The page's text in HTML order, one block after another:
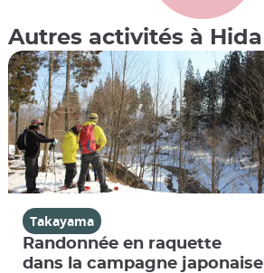
Autres activités à Hida
Takayama
Randonnée en raquette
dans la campagne japonaise